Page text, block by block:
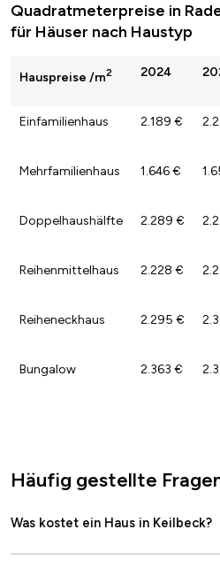
Quadratmeterpreise in
für Häuser nach Haustyp
Hauspreise /m2 2024
Einfamilienhaus 2.189 €
Mehrfamilienhaus 1.646 €
Doppelhaushälfte 2.289 €
Reihenmittelhaus 2.228 €
Reiheneckhaus 2.295 €
Bungalow 2.363 €
Häufig gestellte
Was kostet ein Haus in Keilbeck?